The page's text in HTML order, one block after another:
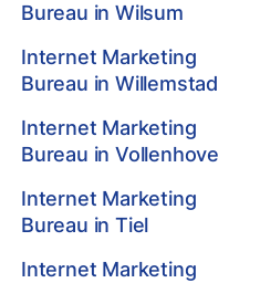
Bureau in Wilsum
Internet Marketing
Bureau in Willemstad
Internet Marketing
Bureau in Vollenhove
Internet Marketing
Bureau in Tiel
Internet Marketing